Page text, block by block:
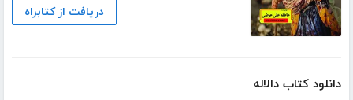
دریافت از کتابراه
دانلود کتاب دالاله